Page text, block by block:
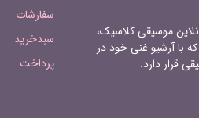
موسیقی کلاسیک،
با آرشیو غنی خود در
قرار دارد.
سفارشات
سبدخرید
پرداخت